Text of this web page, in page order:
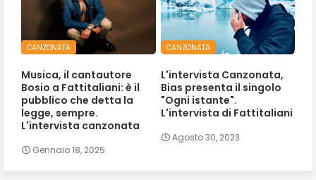
CANZONATA
Musica, il cantautore
Bosio a Fattitaliani: è il
pubblico che detta la
legge, sempre.
L'intervista canzonata
Gennaio 18, 2025
CANZONATA
L'intervista Canzonata,
Bias presenta il singolo
"Ogni istante".
L'intervista di Fattitaliani
Agosto 30, 2023